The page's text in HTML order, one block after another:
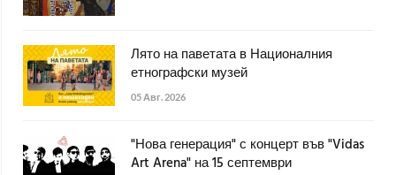
Лято на паветата в Националния
етнографски музей
05 Авг. 2026
"Нова генерация" с концерт във "Vidas
Art Arena" на 15 септември